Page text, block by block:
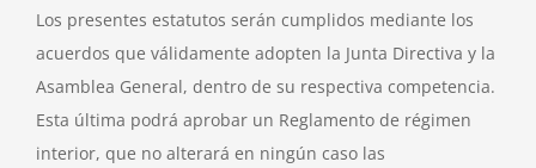
Los presentes estatutos serán cumplidos mediante los
acuerdos que válidamente adopten la Junta Directiva y la
Asamblea General, dentro de su respectiva competencia.
Esta última podrá aprobar un Reglamento de régimen
interior, que no alterará en ningún caso las